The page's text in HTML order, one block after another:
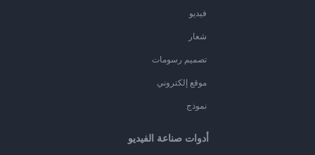
فيديو
شعار
تصميم رسومات
موقع إلكتروني
نموذج
أدوات صناعة الفيديو